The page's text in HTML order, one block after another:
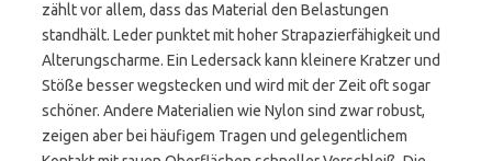
zählt vor allem, dass das Material den Belastungen
standhält. Leder punktet mit hoher Strapazierfähigkeit und
Alterungscharme. Ein Ledersack kann kleinere Kratzer und
Stöße besser wegstecken und wird mit der Zeit oft sogar
schöner. Andere Materialien wie Nylon sind zwar robust,
zeigen aber bei häufigem Tragen und gelegentlichem